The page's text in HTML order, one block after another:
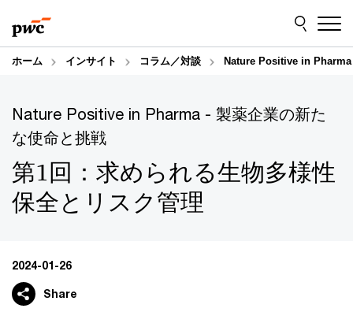
to
content
to
footer
ホーム インサイト コラム／対談 Nature Positive in Pharma
Nature Positive in Pharma - 製薬企業の新た
な使命と挑戦
第1回：求められる生物多様性
保全とリスク管理
2024-01-26
Share